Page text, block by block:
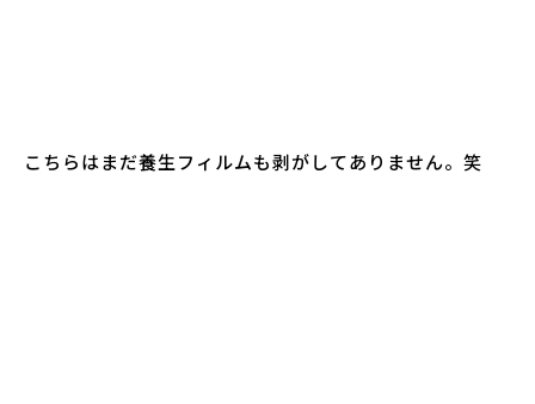
こちらはまだ養生フィルムも剥がしてありません。笑